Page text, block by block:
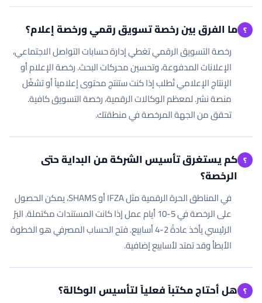
؟ ما الفرق بين رخصة تسويق رقمي ورخصة إعلام؟
رخصة التسويق الرقمي تغطي إدارة حسابات التواصل الاجتماعي،
الإعلانات المدفوعة، وتحسين محركات البحث. رخصة الإعلام أو
الإنتاج الإعلامي تُطلب إذا كنت ستنتج محتوى إعلامياً أو تشغّل
منصة نشر. لمعظم الوكالات الرقمية، رخصة التسويق كافية.
تحقق من الجهة المرخصة في منطقتك.
؟ كم يستغرق تأسيس الشركة من البداية حتى
الرخصة؟
في المناطق الحرة الرقمية مثل IFZA أو SHAMS، يمكن الحصول
على الرخصة في 5-10 أيام عمل إذا كانت المستندات مكتملة. البرّ
الرئيسي يأخذ عادةً 2-4 أسابيع. فتح الحساب المصرفي هو الخطوة
الأبطأ وقد تمتد لأسابيع إضافية.
؟ هل أحتاج مكتباً فعلياً لتأسيس الوكالة؟